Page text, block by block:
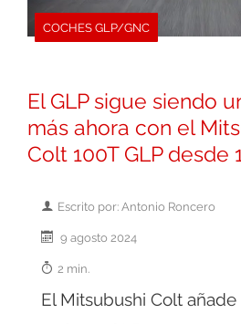
COCHES GLP/GNC
El GLP sigue siendo
más ahora con el
Colt 100T GLP desde
Escrito por: Antonio Roncero
9 agosto 2024
2 min.
El Mitsubushi Colt